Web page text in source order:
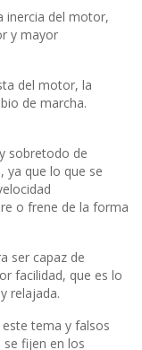
inercia del motor,
y mayor
del motor, la
de marcha.
sobretodo de
ya que lo que se
o frene de la forma
ser capaz de
facilidad, que es lo
relajada.
tema y falsos
fijen en los